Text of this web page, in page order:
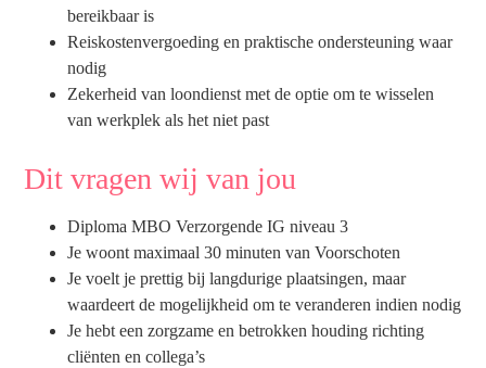
bereikbaar is
Reiskostenvergoeding en praktische ondersteuning waar
nodig
Zekerheid van loondienst met de optie om te wisselen
van werkplek als het niet past
Dit vragen wij van jou
Diploma MBO Verzorgende IG niveau 3
Je woont maximaal 30 minuten van Voorschoten
Je voelt je prettig bij langdurige plaatsingen, maar
waardeert de mogelijkheid om te veranderen indien nodig
Je hebt een zorgzame en betrokken houding richting
cliënten en collega’s